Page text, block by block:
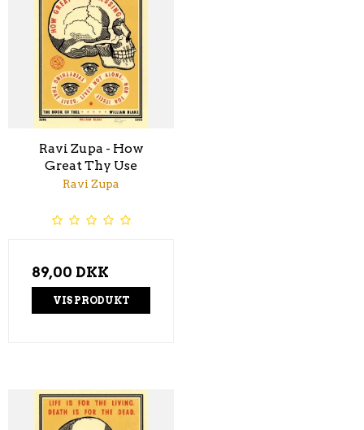
Ravi Zupa - How
Great Thy Use
Ravi Zupa
89,00 DKK
VIS PRODUKT